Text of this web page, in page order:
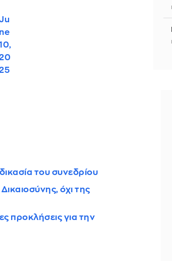
ne
του συνεδρίου
όχι της
προκλήσεις για την